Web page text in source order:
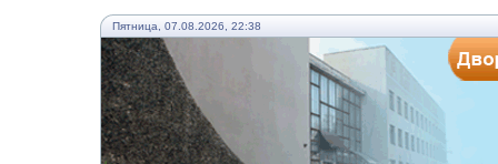
Пятница, 07.08.2026, 22:38